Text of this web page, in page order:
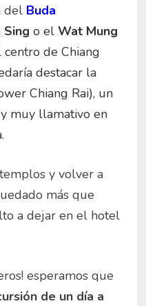
del Buda
o el Wat Mung
de Chiang
destacar la
Chiang Rai), un
muy llamativo en
y volver a
más que
a dejar en el hotel
esperamos que
de un día a